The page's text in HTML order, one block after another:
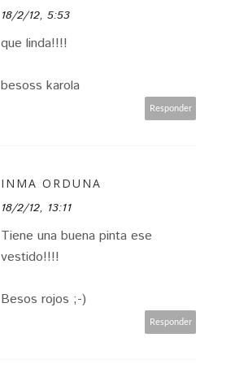
18/2/12, 5:53
que linda!!!!
besoss karola
Responder
INMA ORDUNA
18/2/12, 13:11
Tiene una buena pinta ese
vestido!!!!
Besos rojos ;-)
Responder